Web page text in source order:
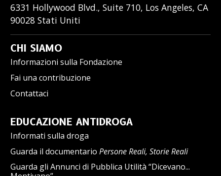
6331 Hollywood Blvd., Suite 710, Los Angeles, CA
90028 Stati Uniti
CHI SIAMO
Informazioni sulla Fondazione
Fai una contribuzione
Contattaci
EDUCAZIONE ANTIDROGA
Informati sulla droga
Guarda il documentario Persone Reali, Storie Reali
Guarda gli Annunci di Pubblica Utilità “Dicevano...